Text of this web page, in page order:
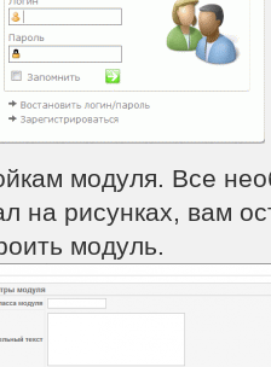
модуля. Все
на рисунках, вам
модуль.